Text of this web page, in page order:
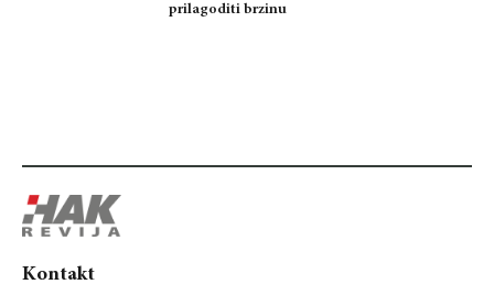
prilagoditi brzinu
Kontakt